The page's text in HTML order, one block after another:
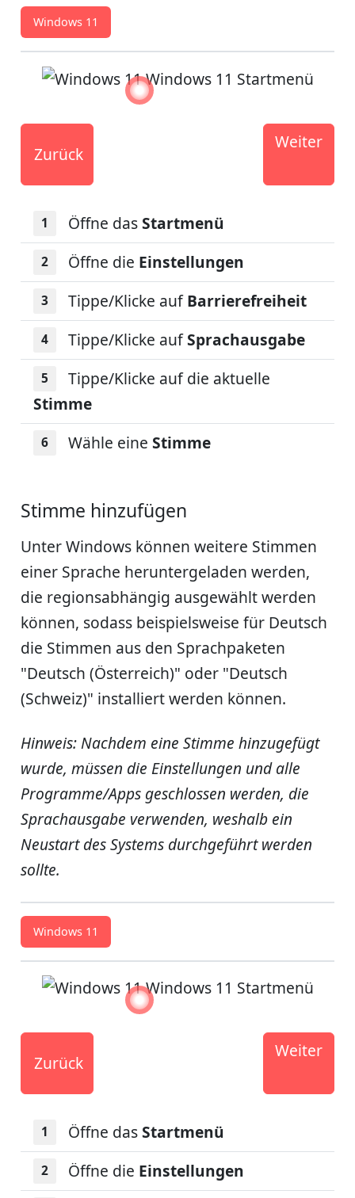
Windows 11
Öffne dasStartmenü
Öffne die Einstellungen
Tippe/Klicke aufBarrierefreiheit
Tippe/Klicke aufSprachausgabe
Tippe/Klicke auf die aktuelle
Stimme
Wähle eine Stimme
Zurück
Weiter
Stimme hinzufügen
Unter Windows können weitere Stimmen
einer Sprache heruntergeladen werden,
die regionsabhängig ausgewählt werden
können, sodass beispielsweise für Deutsch
die Stimmen aus den Sprachpaketen
"Deutsch (Österreich)" oder "Deutsch
(Schweiz)" installiert werden können.
Hinweis: Nachdem eine Stimme hinzugefügt
wurde, müssen die Einstellungen und alle
Programme/Apps geschlossen werden, die
Sprachausgabe verwenden, weshalb ein
Neustart des Systems durchgeführt werden
sollte.
Windows 11
Öffne dasStartmenü
Öffne die Einstellungen
Zurück
Weiter